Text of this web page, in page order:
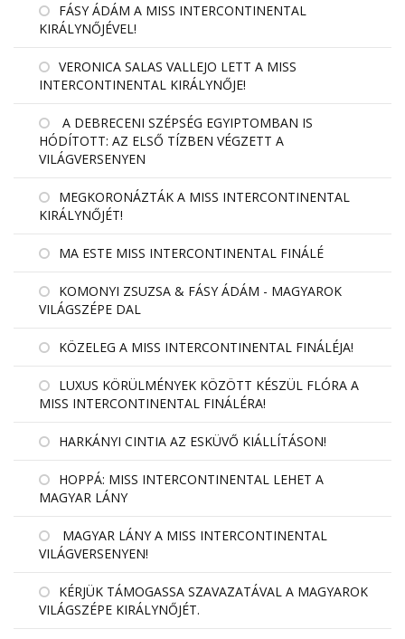
FÁSY ÁDÁM A MISS INTERCONTINENTAL
KIRÁLYNŐJÉVEL!
VERONICA SALAS VALLEJO LETT A MISS
INTERCONTINENTAL KIRÁLYNŐJE!
A DEBRECENI SZÉPSÉG EGYIPTOMBAN IS
HÓDÍTOTT: AZ ELSŐ TÍZBEN VÉGZETT A
VILÁGVERSENYEN
MEGKORONÁZTÁK A MISS INTERCONTINENTAL
KIRÁLYNŐJÉT!
MA ESTE MISS INTERCONTINENTAL FINÁLÉ
KOMONYI ZSUZSA & FÁSY ÁDÁM - MAGYAROK
VILÁGSZÉPE DAL
KÖZELEG A MISS INTERCONTINENTAL FINÁLÉJA!
LUXUS KÖRÜLMÉNYEK KÖZÖTT KÉSZÜL FLÓRA A
MISS INTERCONTINENTAL FINÁLÉRA!
HARKÁNYI CINTIA AZ ESKÜVŐ KIÁLLÍTÁSON!
HOPPÁ: MISS INTERCONTINENTAL LEHET A
MAGYAR LÁNY
MAGYAR LÁNY A MISS INTERCONTINENTAL
VILÁGVERSENYEN!
KÉRJÜK TÁMOGASSA SZAVAZATÁVAL A MAGYAROK
VILÁGSZÉPE KIRÁLYNŐJÉT.